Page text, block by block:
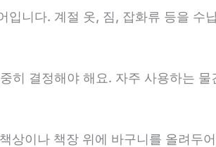
니다. 계절 옷, 짐, 잡화류 등을 수
히 결정해야 해요. 자주 사용하는 물
상이나 책장 위에 바구니를 올려두